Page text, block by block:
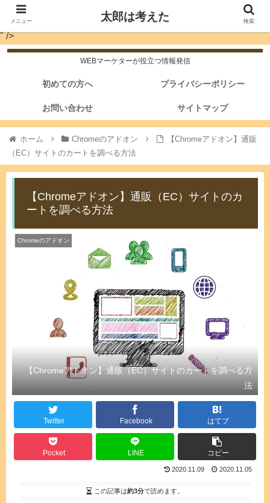
" />
WEBマーケターが役立つ情報発信
初めての方へ プライバシーポリシー
お問い合わせ サイトマップ
ホーム Chromeのアドオン
【Chromeアドオン】通販
（EC）サイトのカートを調べる方法
【Chromeアドオン】通販（EC）サイトのカ
ートを調べる方法
Chromeのアドオン
【Chromeアドオン】通販（EC）サイトのカートを調べる方
法
Twitter Facebook はてブ
Pocket LINE コピー
2020.11.09 2020.11.05
この記事は約3分で読めます。
メニュー 太郎は考えた 検索